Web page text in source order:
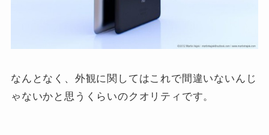
なんとなく、外観に関してはこれで間違いないんじ
ゃないかと思うくらいのクオリティです。